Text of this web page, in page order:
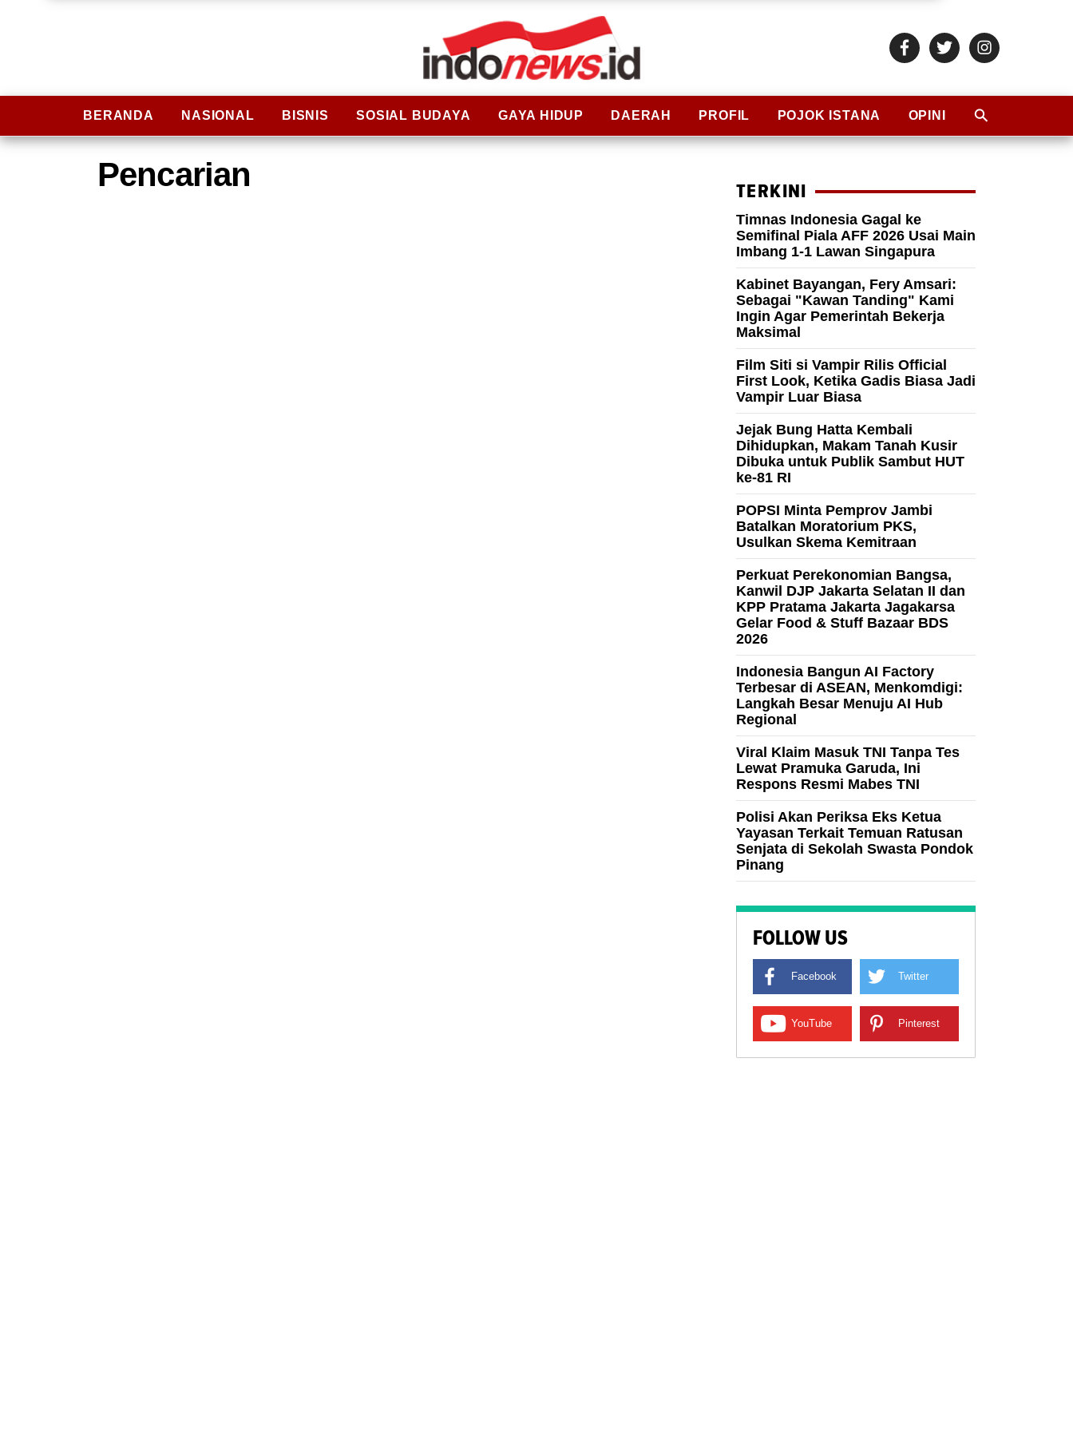
BERANDA NASIONAL BISNIS SOSIAL BUDAYA GAYA HIDUP DAERAH PROFIL POJOK ISTANA OPINI
Pencarian TERKINI
Timnas Indonesia Gagal ke
Semifinal Piala AFF 2026 Usai Main
Imbang 1-1 Lawan Singapura
Kabinet Bayangan, Fery Amsari:
Sebagai "Kawan Tanding" Kami
Ingin Agar Pemerintah Bekerja
Maksimal
Film Siti si Vampir Rilis Official
First Look, Ketika Gadis Biasa Jadi
Vampir Luar Biasa
Jejak Bung Hatta Kembali
Dihidupkan, Makam Tanah Kusir
Dibuka untuk Publik Sambut HUT
ke-81 RI
POPSI Minta Pemprov Jambi
Batalkan Moratorium PKS,
Usulkan Skema Kemitraan
Perkuat Perekonomian Bangsa,
Kanwil DJP Jakarta Selatan II dan
KPP Pratama Jakarta Jagakarsa
Gelar Food & Stuff Bazaar BDS
2026
Indonesia Bangun AI Factory
Terbesar di ASEAN, Menkomdigi:
Langkah Besar Menuju AI Hub
Regional
Viral Klaim Masuk TNI Tanpa Tes
Lewat Pramuka Garuda, Ini
Respons Resmi Mabes TNI
Polisi Akan Periksa Eks Ketua
Yayasan Terkait Temuan Ratusan
Senjata di Sekolah Swasta Pondok
Pinang
FOLLOW US
Facebook Twitter
YouTube Pinterest